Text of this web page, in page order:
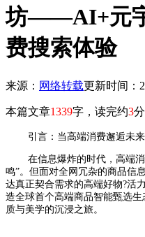
坊——AI+元
费搜索体验
来源： 网络转载更新时间：
本篇文章1339字，读完约3
引言：当高端消费邂逅未
在信息爆炸的时代，高端
鸣”。但面对全网冗杂的商品信
达真正契合需求的高端好物?活
造全球首个高端商品智能甄选
质与美学的沉浸之旅。